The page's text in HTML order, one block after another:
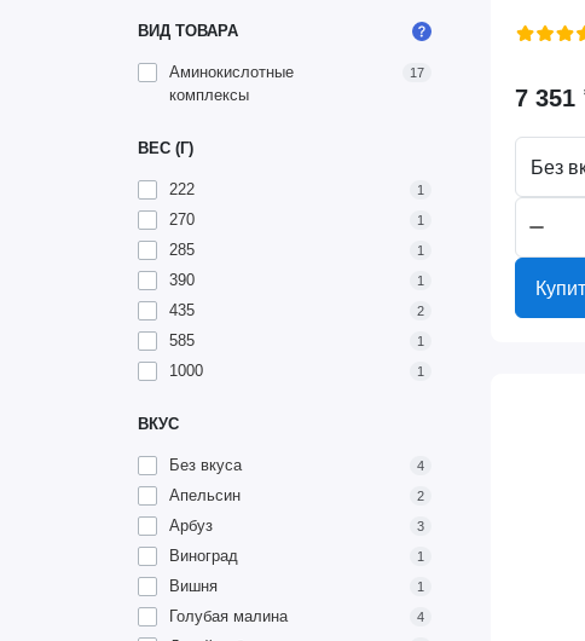
ВИД ТОВАРА
Аминокислотные
комплексы
17
ВЕС (Г)
222 1
270 1
285 1
390 1
435 2
585 1
1000 1
ВКУС
Без вкуса 4
Апельсин 2
Арбуз 3
Виноград 1
Вишня 1
Голубая малина 4
7 351
Без